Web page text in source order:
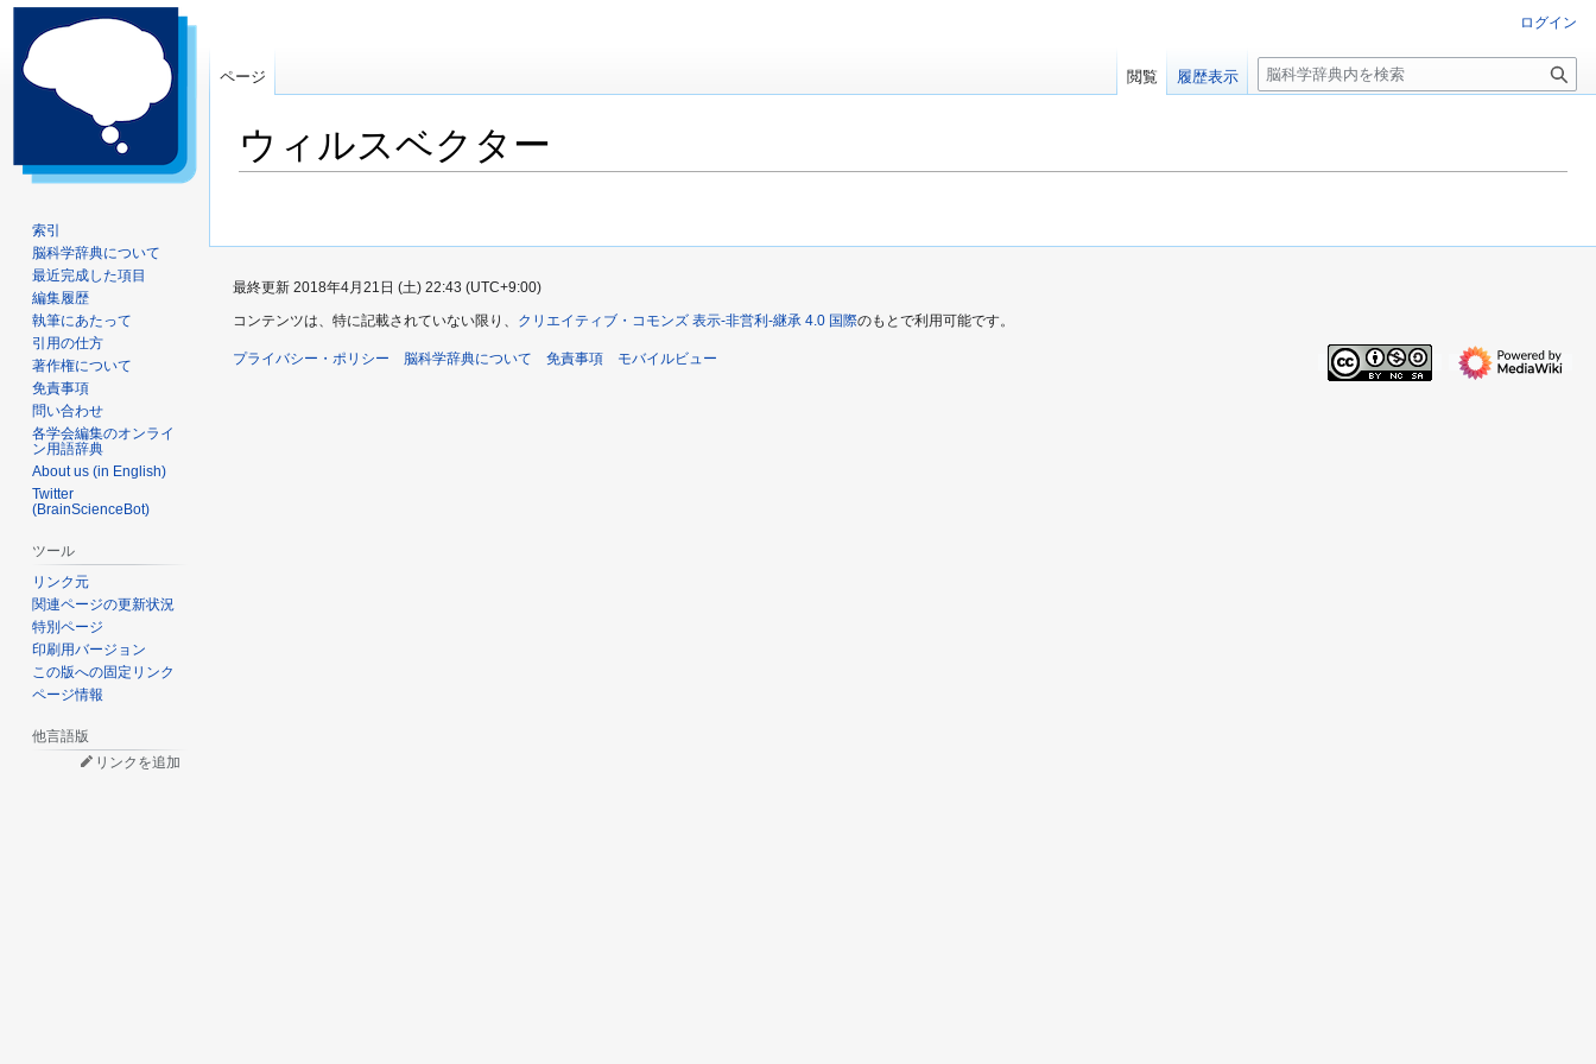
ウィルスベクター
ー
ン
移
ログイン
ページ 閲覧 履歴表示
検
索
索引
脳科学辞典について
最近完成した項目
編集履歴
執筆にあたって
引用の仕方
著作権について
免責事項
問い合わせ
各学会編集のオンライ
ン用語辞典
About us (in English)
Twitter
(BrainScienceBot)
ツール
リンク元
関連ページの更新状況
特別ページ
印刷用バージョン
この版への固定リンク
ページ情報
他言語版
リンクを追加
最終更新 2018年4月21日 (土) 22:43 (UTC+9:00)
コンテンツは、特に記載されていない限り、 クリエイティブ・コモンズ 表示-非営利-継承 4.0 国際のもとで利用可能です。
プライバシー・ポリシー 脳科学辞典について 免責事項 モバイルビュー